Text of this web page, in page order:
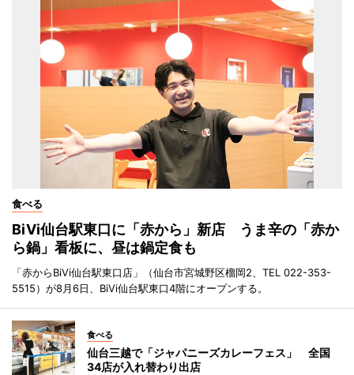
食べる
BiVi仙台駅東口に「赤から」新店 うま辛の「赤か
ら鍋」看板に、昼は鍋定食も
「赤からBiVi仙台駅東口店」（仙台市宮城野区榴岡2、TEL 022-353-
5515）が8月6日、BiVi仙台駅東口4階にオープンする。
食べる
仙台三越で「ジャパニーズカレーフェス」 全国
34店が入れ替わり出店